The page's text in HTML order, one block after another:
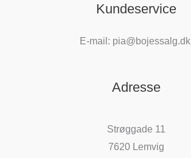
Kundeservice
E-mail: pia@bojessalg.dk
Adresse
Strøggade 11
7620 Lemvig